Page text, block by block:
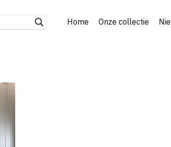
Home Onze collectie